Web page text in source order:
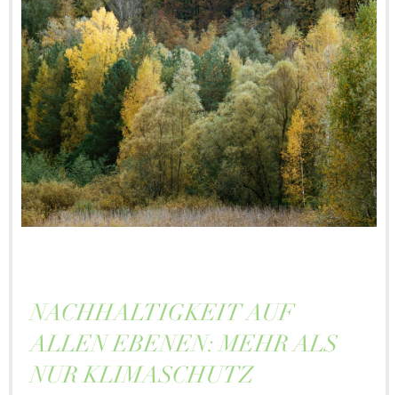
NACHHALTIGKEIT AUF
ALLEN EBENEN: MEHR ALS
NUR KLIMASCHUTZ